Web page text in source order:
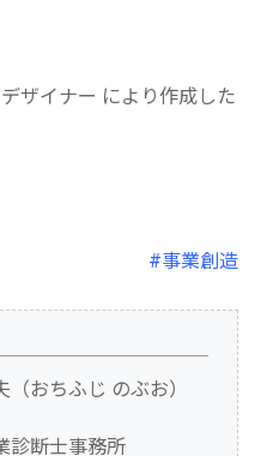
ザイナー により作成した
#事業創造
（おちふじ のぶお）
診断士事務所